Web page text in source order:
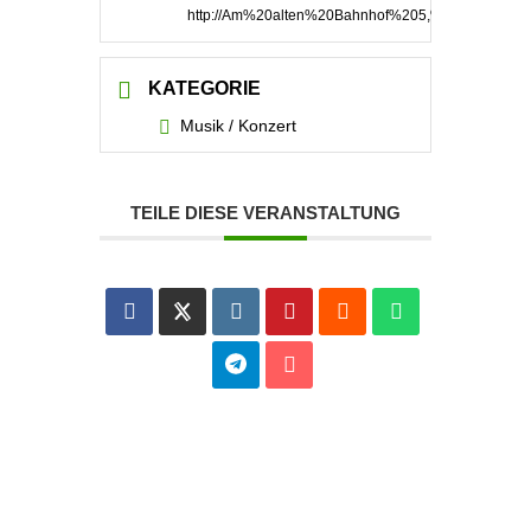
http://
KATEGORIE
Musik / Konzert
TEILE DIESE VERANSTALTUNG